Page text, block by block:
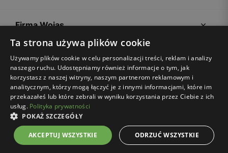
Firma Wojas
Porady
Regulamin sklepu Polityka prywatności Ustawienia plików cookies
Ta strona używa plików cookie
Używamy plików cookie w celu personalizacji treści, reklam i analizy
naszego ruchu. Udostępniamy również informacje o tym, jak
korzystasz z naszej witryny, naszym partnerom reklamowym i
analitycznym, którzy mogą łączyć je z innymi informacjami, które im
przekazałeś lub które zebrali w wyniku korzystania przez Ciebie z ich
usług. Polityka prywatności
POKAŻ SZCZEGÓŁY
AKCEPTUJ WSZYSTKIE ODRZUĆ WSZYSTKIE